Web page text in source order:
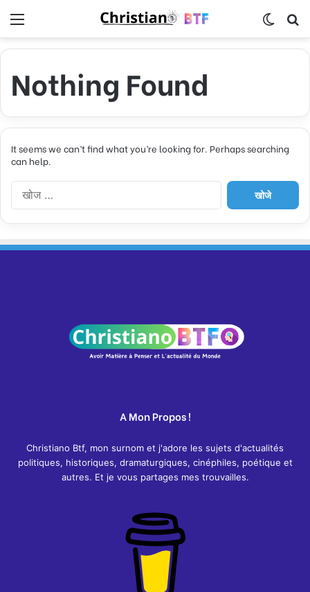
Nothing Found
It seems we can’t find what you’re looking for. Perhaps searching
can help.
नि
म्न
जें
A Mon Propos !
Christiano Btf, mon surnom et j'adore les sujets d'actualités
politiques, historiques, dramaturgiques, cinéphiles, poétique et
autres. Et je vous partages mes trouvailles.